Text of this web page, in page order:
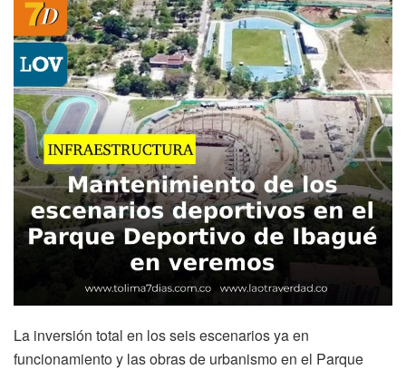
La inversión total en los seis escenarios ya en
funcionamiento y las obras de urbanismo en el Parque